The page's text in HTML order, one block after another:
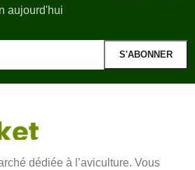
aujourd'hui
dédiée à l’aviculture. Vous